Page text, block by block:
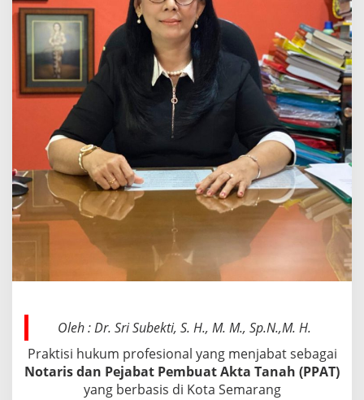
:
A
n
a
l
s
i
n
s
K
e
w
e
Oleh : Dr. Sri Subekti, S. H., M. M., Sp.N.,M. H.
Praktisi hukum profesional yang menjabat sebagai
Notaris dan Pejabat Pembuat Akta Tanah (PPAT)
yang berbasis di Kota Semarang